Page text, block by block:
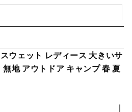
ウェット レディース 大きいサ
地 アウトドア キャンプ 春 夏